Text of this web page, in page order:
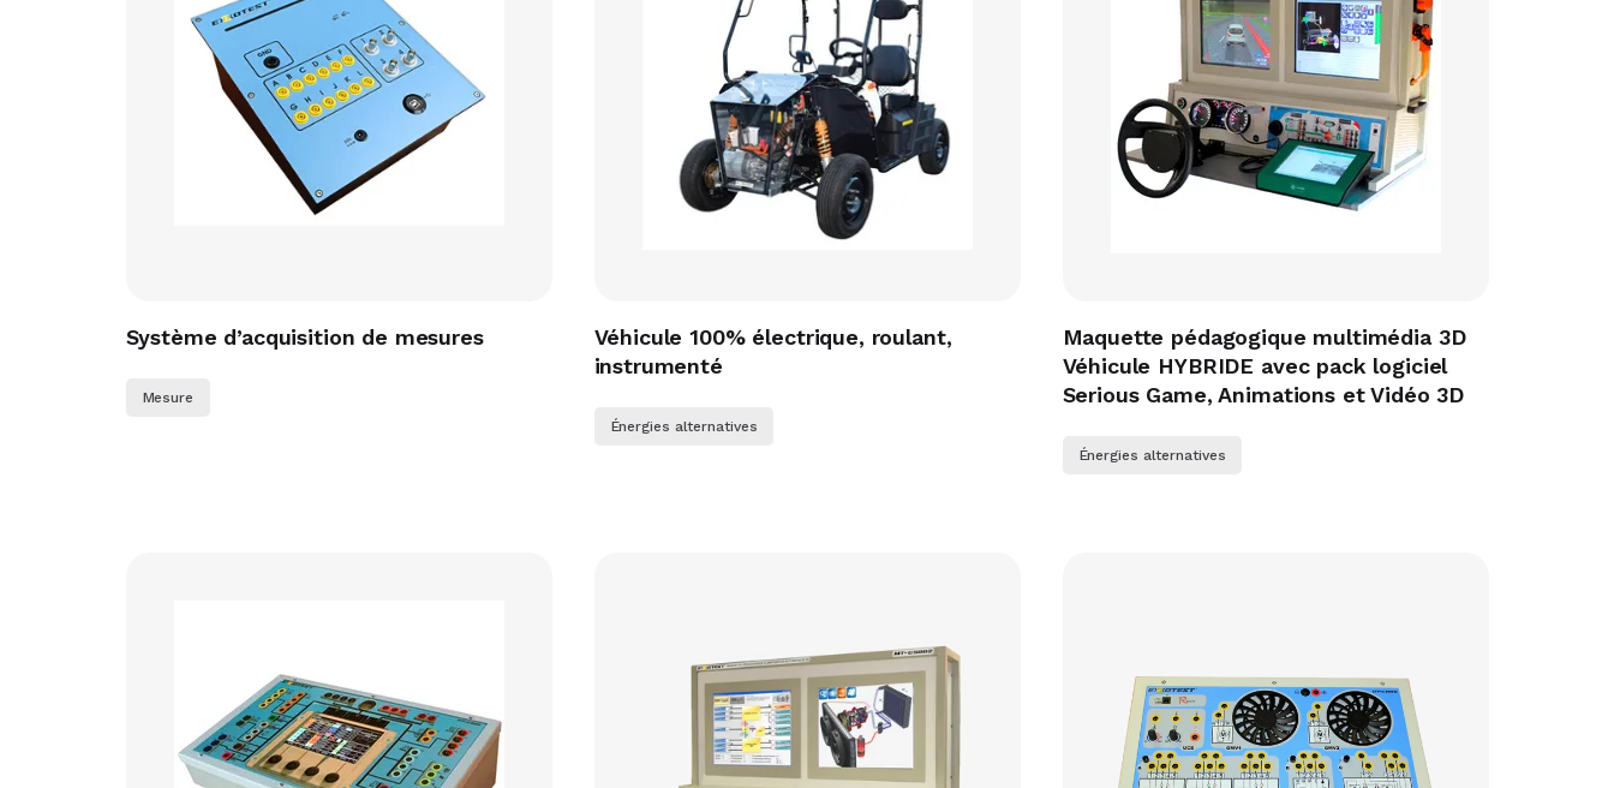
Système d’acquisition de mesures
Mesure
Véhicule 100% électrique, roulant,
instrumenté
Énergies alternatives
Maquette pédagogique multimédia 3D
Véhicule HYBRIDE avec pack logiciel
Serious Game, Animations et Vidéo 3D
Énergies alternatives